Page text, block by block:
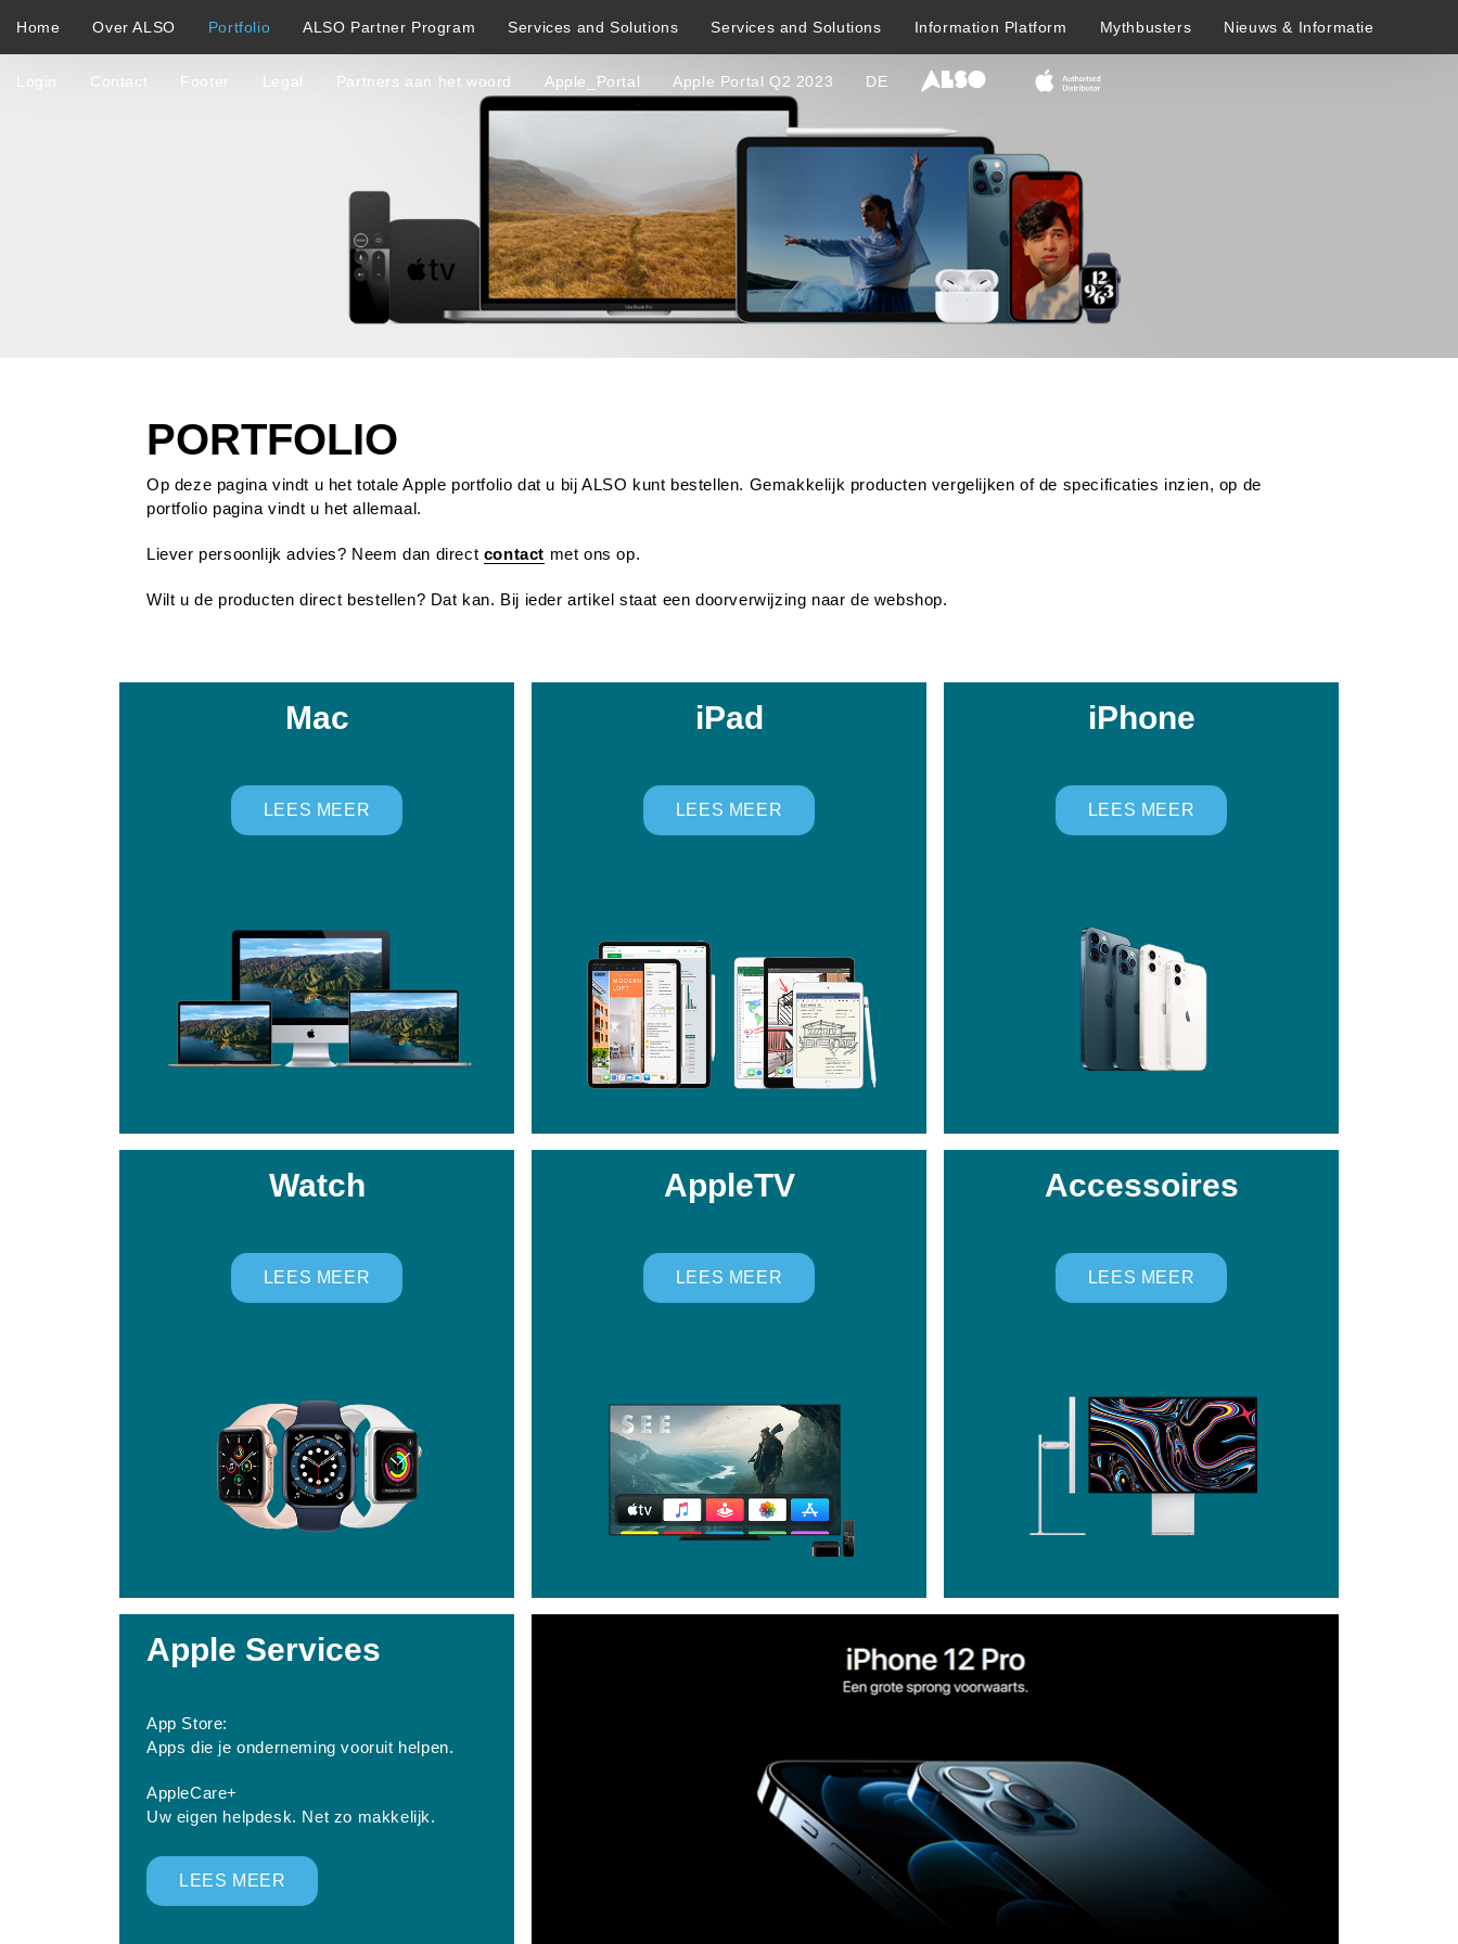
Home Over ALSO Portfolio ALSO Partner Program Services and Solutions Services and Solutions Information Platform Mythbusters Nieuws & Informatie
Login Contact Footer Legal Partners aan het woord Apple_Portal Apple Portal Q2 2023 DE
PORTFOLIO
Op deze pagina vindt u het totale Apple portfolio dat u bij ALSO kunt bestellen. Gemakkelijk producten vergelijken of de specificaties inzien, op de
portfolio pagina vindt u het allemaal.
Liever persoonlijk advies? Neem dan direct contact met ons op.
Wilt u de producten direct bestellen? Dat kan. Bij ieder artikel staat een doorverwijzing naar de webshop.
Mac
LEES MEER
iPad
LEES MEER
iPhone
LEES MEER
Watch
LEES MEER
AppleTV
LEES MEER
Accessoires
LEES MEER
Apple Services
App Store:
Apps die je onderneming vooruit helpen.
AppleCare+
Uw eigen helpdesk. Net zo makkelijk.
LEES MEER